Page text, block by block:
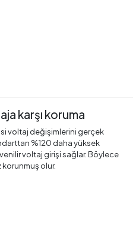
karşı koruma
voltaj değişimlerini gerçek
%120 daha yüksek
voltaj girişi sağlar. Böylece
korunmuş olur.